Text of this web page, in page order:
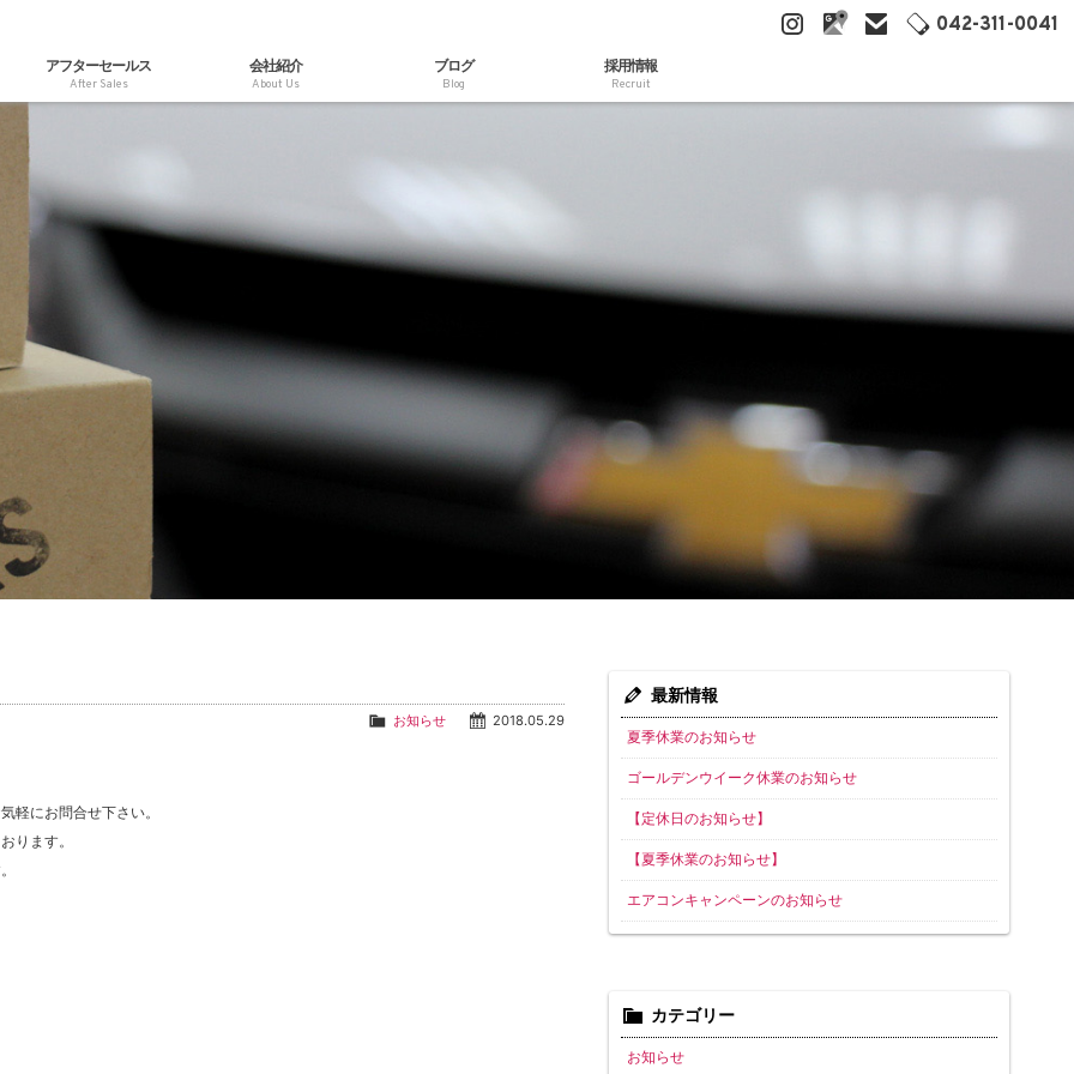
042-311-0041
アフターセールス
After Sales
会社紹介
About Us
ブログ
Blog
採用情報
Recruit
2018.05.29
お知らせ
軽にお問合せ下さい。
ります。
最新情報
夏季休業のお知らせ
ゴールデンウイーク休業のお知らせ
【定休日のお知らせ】
【夏季休業のお知らせ】
エアコンキャンペーンのお知らせ
カテゴリー
お知らせ